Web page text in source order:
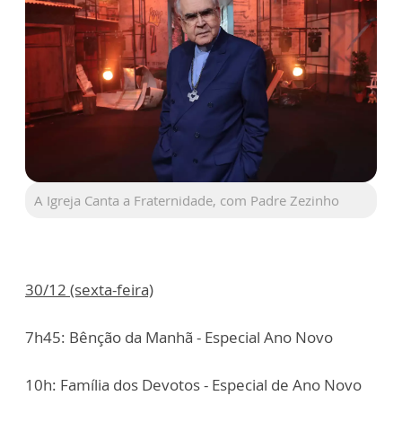
A Igreja Canta a Fraternidade, com Padre Zezinho
30/12 (sexta-feira)
7h45: Bênção da Manhã - Especial Ano Novo
10h: Família dos Devotos - Especial de Ano Novo